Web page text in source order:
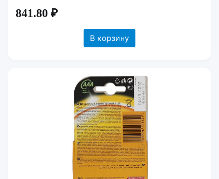
841.80 ₽
В корзину